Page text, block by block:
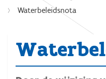
Waterbeleidsnota